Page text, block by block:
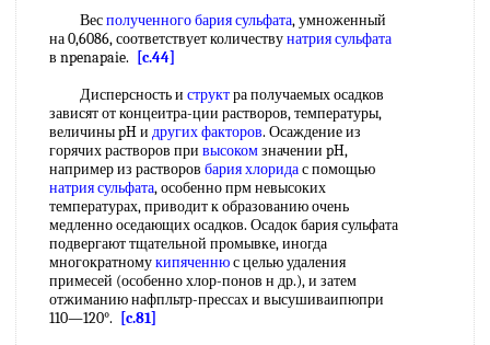
Весполученного бария сульфата, умноженный
на 0,6086, соответствует количествунатрия сульфата
в npenapaie.
[c.44]
Дисперсность и структра получаемых осадков
зависят от концеитра-ции растворов, температуры,
величины pH и других факторов. Осаждение из
горячих растворов при высокомзначении pH,
например из растворов бария хлоридас помощью
натрия сульфата, особенно прм невысоких
температурах, приводит к образованию очень
медленно оседающих осадков. Осадок бария сульфата
подвергают тщательной промывке, иногда
многократномукипяченнюс целью удаления
примесей (особенно хлор-понов н др.), и затем
отжиманию нафпльтр-прессах и высушиваипюпри
110—120°.
[c.81]